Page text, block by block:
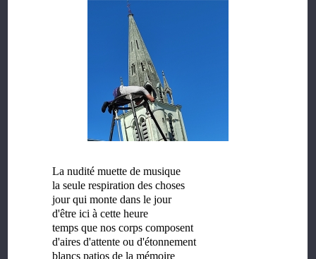
La nudité muette de musique
la seule respiration des choses
jour qui monte dans le jour
d'être ici à cette heure
temps que nos corps composent
d'aires d'attente ou d'étonnement
blancs patios de la mémoire